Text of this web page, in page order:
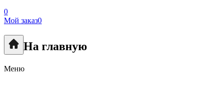
0
Мой заказ0
На главную
Меню